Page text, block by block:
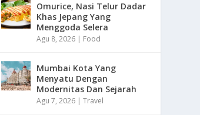
Omurice, Nasi Telur Dadar
Khas Jepang Yang
Menggoda Selera
Agu 8, 2026 | Food
Mumbai Kota Yang
Menyatu Dengan
Modernitas Dan Sejarah
Agu 7, 2026 |Travel